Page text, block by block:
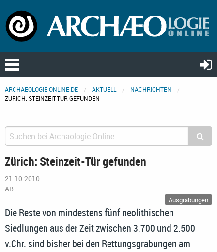
ARCHAEOLOGIE-ONLINE.DE AKTUELL
NACHRICHTEN
ZÜRICH: STEINZEIT-TÜR GEFUNDEN
Zürich: Steinzeit-Tür gefunden
21.10.2010
AB
Ausgrabungen
Die Reste von mindestens fünf neolithischen
Siedlungen aus der Zeit zwischen 3.700 und 2.500
v.Chr. sind bisher bei den Rettungsgrabungen am